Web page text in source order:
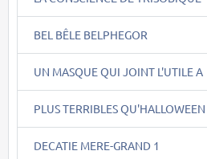
BEL BÊLE BELPHEGOR
UN MASQUE QUI JOINT L'UTILE A
PLUS TERRIBLES QU'HALLOWEEN
DECATIE MERE-GRAND 1